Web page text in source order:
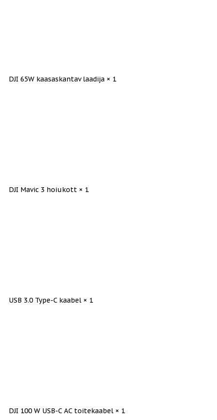
DJI 65W kaasaskantav laadija × 1
DJI Mavic 3 hoiukott × 1
USB 3.0 Type-C kaabel × 1
DJI 100 W USB-C AC toitekaabel × 1